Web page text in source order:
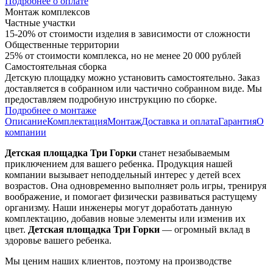
Монтаж комплексов
Частные участки
15-20% от стоимости изделия в зависимости от сложности
Общественные территории
25% от стоимости комплекса, но не менее 20 000 рублей
Самостоятельная сборка
Детскую площадку можно установить самостоятельно. Заказ
доставляется в собранном или частично собранном виде. Мы
предоставляем подробную инструкцию по сборке.
Подробнее о монтаже
ОписаниеКомплектацияМонтажДоставка и оплатаГарантияО
компании
Детская площадка Три Горки станет незабываемым
приключением для вашего ребенка. Продукция нашей
компании вызывает неподдельный интерес у детей всех
возрастов. Она одновременно выполняет роль игры, тренируя
воображение, и помогает физически развиваться растущему
организму. Наши инженеры могут доработать данную
комплектацию, добавив новые элементы или изменив их
цвет. Детская площадка Три Горки — огромный вклад в
здоровье вашего ребенка.
Мы ценим наших клиентов, поэтому на производстве